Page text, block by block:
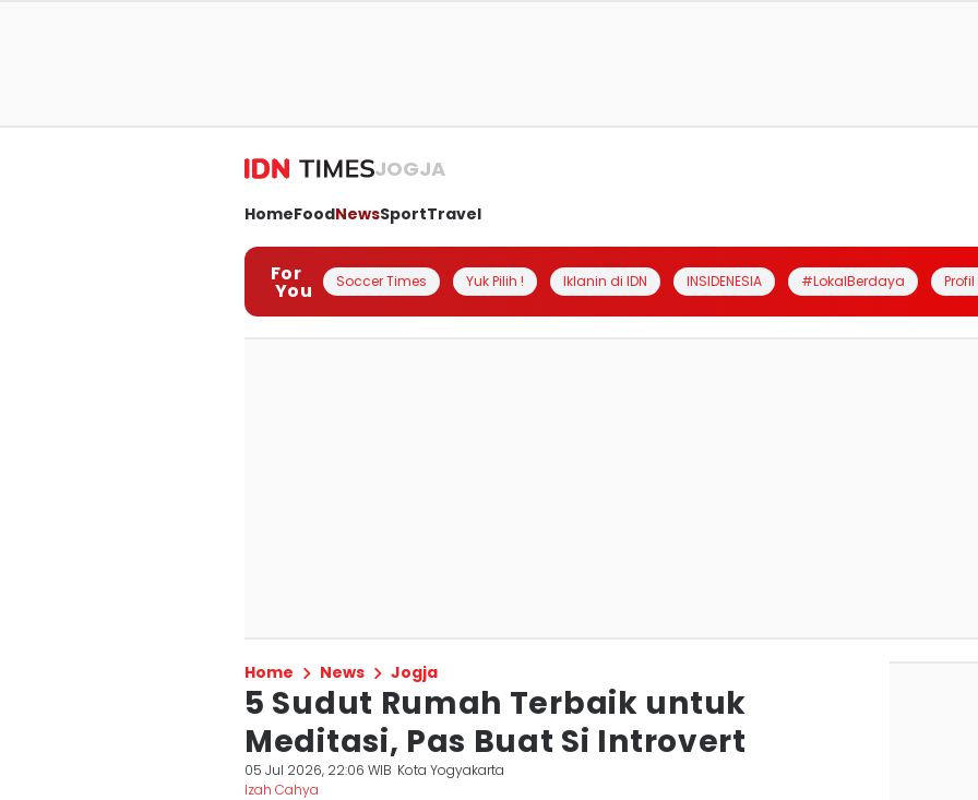
JOGJA
HomeFoodNewsSportTravel
For
You Soccer Times Yuk Pilih ! Iklanin di IDN INSIDENESIA #LokalBerdaya
Home News Jogja
5 Sudut Rumah Terbaik untuk
Meditasi, Pas Buat Si Introvert
05 Jul 2026, 22:06 WIB Kota Yogyakarta
Izah Cahya